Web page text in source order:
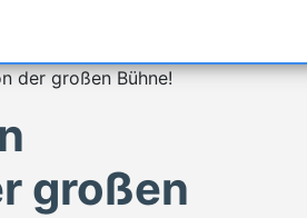
der großen Bühne!
großen